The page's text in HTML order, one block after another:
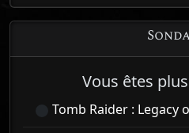
Vous êtes
Tomb Raider : Legacy